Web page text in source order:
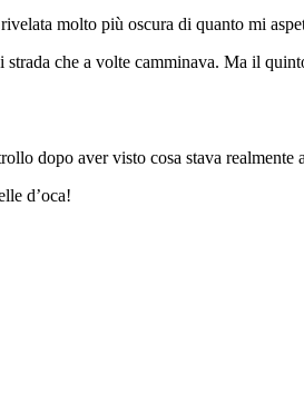
molto più oscura di quanto mi
che a volte camminava. Ma il
dopo aver visto cosa stava realmente
d’oca!